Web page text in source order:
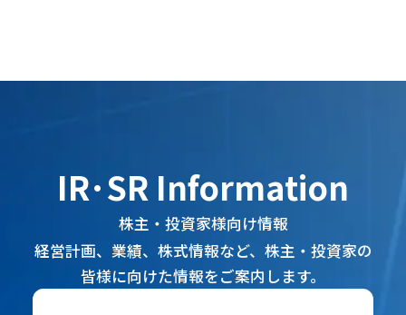
株主・投資家様向け情報
経営計画、業績、株式情報など、株主・投資家の
皆様に向けた情報をご案内します。